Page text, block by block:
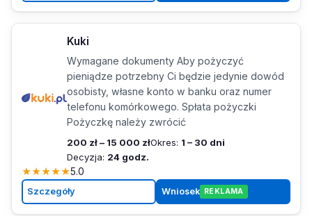
Kuki
Wymagane dokumenty Aby pożyczyć
pieniądze potrzebny Ci będzie jedynie dowód
osobisty, własne konto w banku oraz numer
telefonu komórkowego. Spłata pożyczki
Pożyczkę należy zwrócić
200 zł – 15 000 złOkres: 1 – 30 dni
Decyzja: 24 godz.
★★★★★5.0
Szczegóły Wniosek REKLAMA